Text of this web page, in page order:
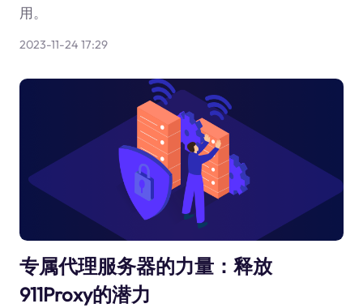
用。
2023-11-24 17:29
专属代理服务器的力量：释放
911Proxy的潜力